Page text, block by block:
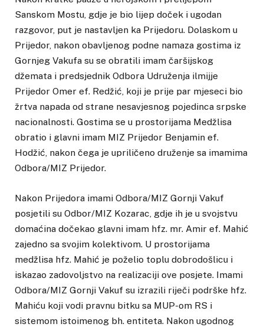
Sanskom Mostu, gdje je bio lijep doček i ugodan
razgovor, put je nastavljen ka Prijedoru. Dolaskom u
Prijedor, nakon obavljenog podne namaza gostima iz
Gornjeg Vakufa su se obratili imam čaršijskog
džemata i predsjednik Odbora Udruženja ilmijje
Prijedor Omer ef. Redžić, koji je prije par mjeseci bio
žrtva napada od strane nesavjesnog pojedinca srpske
nacionalnosti. Gostima se u prostorijama Medžlisa
obratio i glavni imam MIZ Prijedor Benjamin ef.
Hodžić, nakon čega je upriličeno druženje sa imamima
Odbora/MIZ Prijedor.
Nakon Prijedora imami Odbora/MIZ Gornji Vakuf
posjetili su Odbor/MIZ Kozarac, gdje ih je u svojstvu
domaćina dočekao glavni imam hfz. mr. Amir ef. Mahić
zajedno sa svojim kolektivom. U prostorijama
medžlisa hfz. Mahić je poželio toplu dobrodošlicu i
iskazao zadovoljstvo na realizaciji ove posjete. Imami
Odbora/MIZ Gornji Vakuf su izrazili riječi podrške hfz.
Mahiću koji vodi pravnu bitku sa MUP-om RS i
sistemom istoimenog bh. entiteta. Nakon ugodnog